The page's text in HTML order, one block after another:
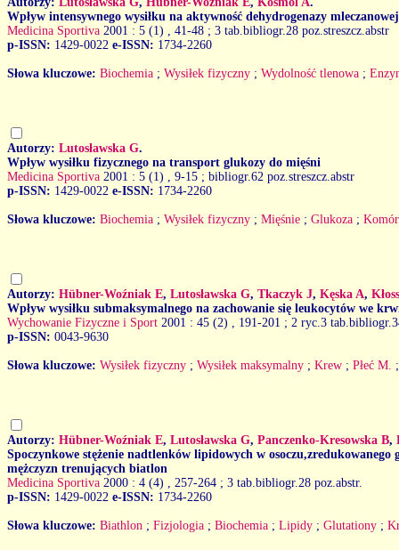
Wpływ intensywnego wysiłku na aktywność dehydrogenazy
Medicina Sportiva 2001 : 5 (1)
, 41-48 ; 3 tab.bibliogr.28 poz.streszcz.abstr
p-ISSN: 1429-0022 e-ISSN: 1734-2260
Słowa kluczowe: Biochemia ; Wysiłek fizyczny ; Wydolność tlenowa ;
Autorzy: Lutosławska G.
Wpływ wysiłku fizycznego na transport glukozy do mięśni
Medicina Sportiva 2001 : 5 (1)
, 9-15 ; bibliogr.62 poz.streszcz.abstr
p-ISSN: 1429-0022 e-ISSN: 1734-2260
Słowa kluczowe: Biochemia ; Wysiłek fizyczny ; Mięśnie ; Glukoza ;
Autorzy: Hübner-Woźniak E, Lutosławska G, Tkaczyk J, Kęska A,
Wpływ wysiłku submaksymalnego na zachowanie się leukocytów we
Wychowanie Fizyczne i Sport 2001 : 45 (2)
, 191-201 ; 2 ryc.3
p-ISSN: 0043-9630
Słowa kluczowe: Wysiłek fizyczny ; Wysiłek maksymalny ; Krew ; Płeć M.
Autorzy: Hübner-Woźniak E, Lutosławska G, Panczenko-Kresowska B,
Spoczynkowe stężenie nadtlenków lipidowych w
mężczyzn trenujących biatlon
Medicina Sportiva 2000 : 4 (4)
, 257-264 ; 3 tab.bibliogr.28 poz.abstr.
p-ISSN: 1429-0022 e-ISSN: 1734-2260
Słowa kluczowe: Biathlon ; Fizjologia ; Biochemia ; Lipidy ; Glutationy ;